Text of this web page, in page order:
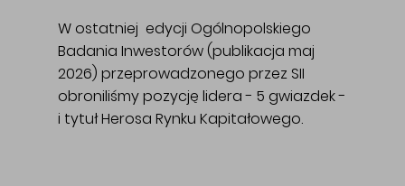
W ostatniej edycji Ogólnopolskiego
Badania Inwestorów (publikacja maj
2026) przeprowadzonego przez SII
obroniliśmy pozycję lidera - 5 gwiazdek -
i tytuł Herosa Rynku Kapitałowego.